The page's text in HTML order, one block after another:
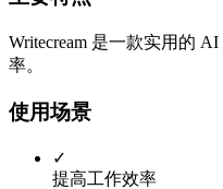
Writecream 是一款实用的
率。
使用场景
✓
提高工作效率